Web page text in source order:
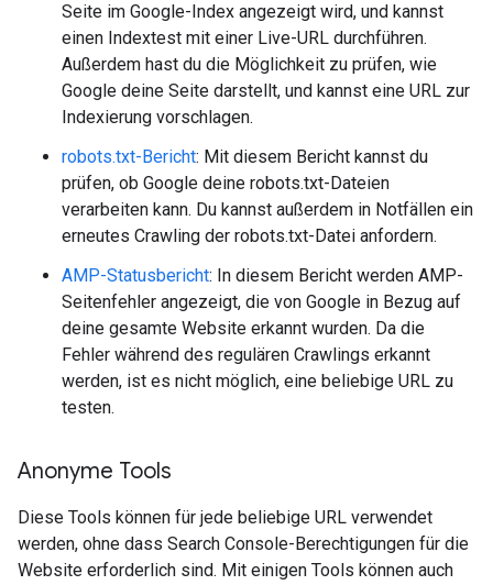
Seite im Google-Index angezeigt wird, und kannst
einen Indextest mit einer Live-URL durchführen.
Außerdem hast du die Möglichkeit zu prüfen, wie
Google deine Seite darstellt, und kannst eine URL zur
Indexierung vorschlagen.
robots.txt-Bericht: Mit diesem Bericht kannst du
prüfen, ob Google deine robots.txt-Dateien
verarbeiten kann. Du kannst außerdem in Notfällen ein
erneutes Crawling der robots.txt-Datei anfordern.
AMP-Statusbericht: In diesem Bericht werden AMP-
Seitenfehler angezeigt, die von Google in Bezug auf
deine gesamte Website erkannt wurden. Da die
Fehler während des regulären Crawlings erkannt
werden, ist es nicht möglich, eine beliebige URL zu
testen.
Anonyme Tools
Diese Tools können für jede beliebige URL verwendet
werden, ohne dass Search Console-Berechtigungen für die
Website erforderlich sind. Mit einigen Tools können auch